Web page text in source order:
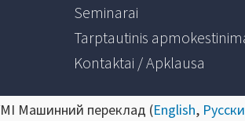
Seminarai
Tarptautinis
Kontaktai / Apklausa
Машинний переклад (English,